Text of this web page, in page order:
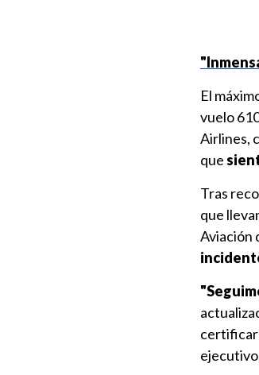
El
vuelo
Airlines,
que
Tras
que
Aviación